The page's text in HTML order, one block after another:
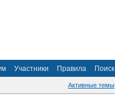
Участники Правила Поиск
Активные темы